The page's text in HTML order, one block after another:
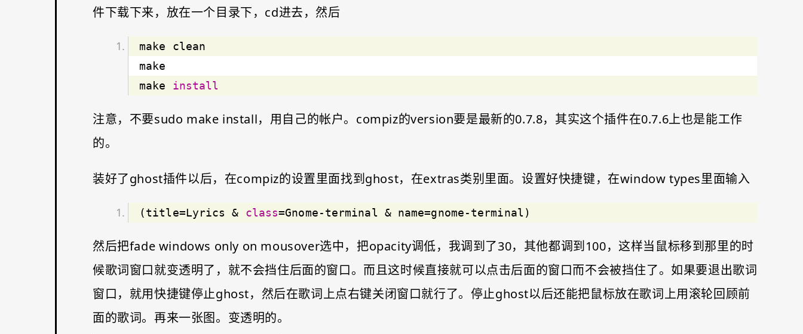
件下载下来，放在一个目录下，cd进去，然后
make install
注意，不要sudo make install，用自己的帐户。compiz的version要是最新的0.7.8，其实这个插件在0.7.6上也是能工作
的。
装好了ghost插件以后，在compiz的设置里面找到ghost，在extras类别里面。设置好快捷键，在window types里面输入
(title=Lyrics & class=Gnome-terminal & name=gnome-terminal)
然后把fade windows only on mousover选中，把opacity调低，我调到了30，其他都调到100，这样当鼠标移到那里的时
候歌词窗口就变透明了，就不会挡住后面的窗口。而且这时候直接就可以点击后面的窗口而不会被挡住了。如果要退出歌词
窗口，就用快捷键停止ghost，然后在歌词上点右键关闭窗口就行了。停止ghost以后还能把鼠标放在歌词上用滚轮回顾前
面的歌词。再来一张图。变透明的。